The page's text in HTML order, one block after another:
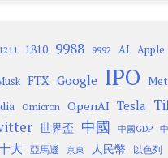
1211 1810 9988 9992 AI Apple
FTX Google IPO
Omicron OpenAI Tesla
世界盃 中國 中國GDP
大 亞馬遜 京東 人民幣 以色列